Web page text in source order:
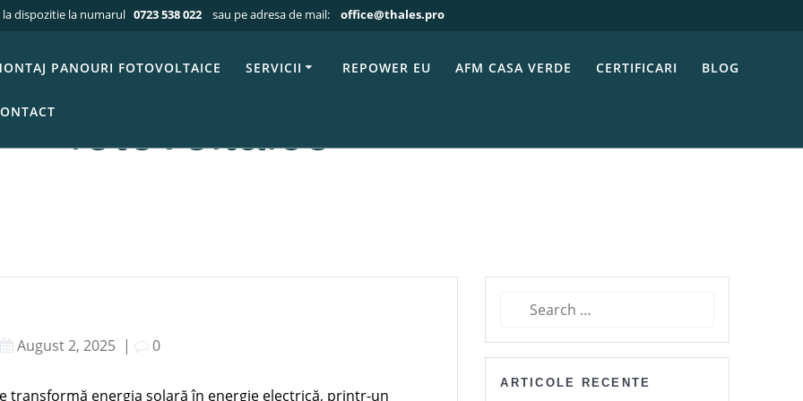
la dispozitie la numarul 0723 538 022 sau pe adresa de mail: office@thales.pro
PANOURI FOTOVOLTAICE SERVICII REPOWER EU AFM CASA VERDE CERTIFICARI BLOG
blog THALES»Beneficiile și eficiența firmei de panouri fotovoltaice
eficiența firmei de panouri
fotovoltaice
August 2, 2025 | 0
transformă energia solară în energie electrică, printr-un
Search
ARTICOLE RECENTE